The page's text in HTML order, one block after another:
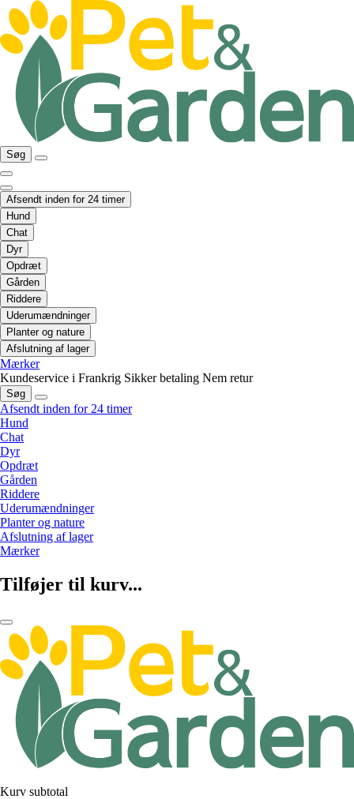
Søg
Afsendt inden for 24 timer
Hund
Chat
Dyr
Opdræt
Gården
Riddere
Uderumændninger
Planter og nature
Afslutning af lager
Mærker
Kundeservice i Frankrig Sikker betaling Nem retur
Søg
Afsendt inden for 24 timer
Hund
Chat
Dyr
Opdræt
Gården
Riddere
Uderumændninger
Planter og nature
Afslutning af lager
Mærker
Tilføjer til kurv...
Kurv subtotal